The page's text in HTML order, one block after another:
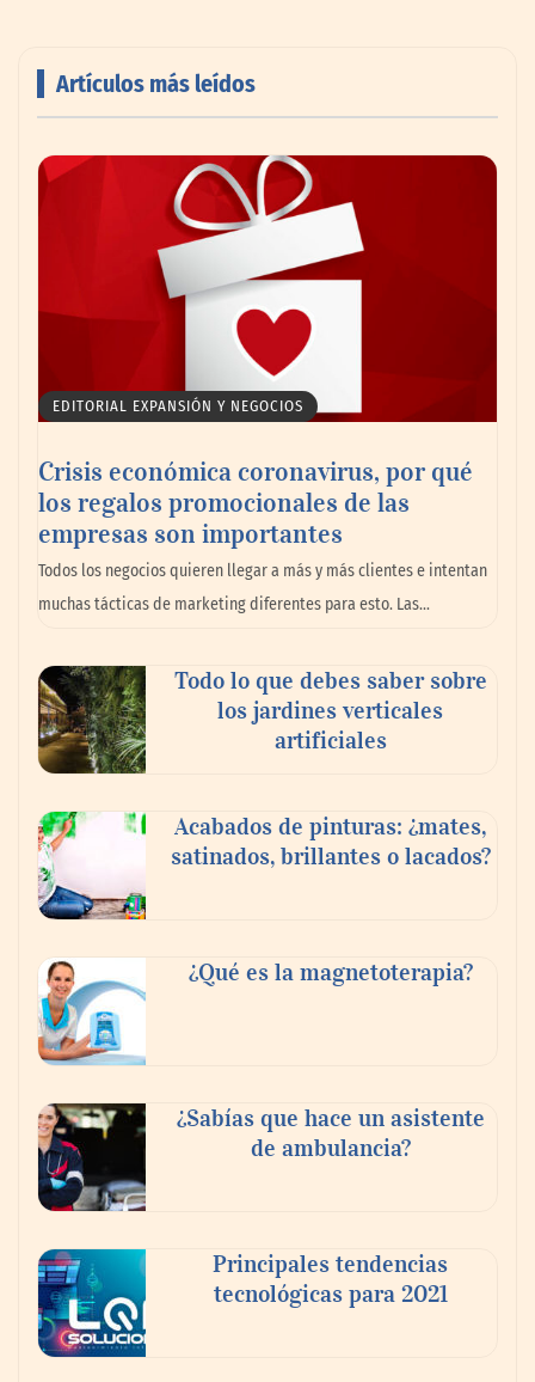
impulsando la colaboración en el sector
La omnicanalidad redefine la forma de
planear viajes en México
buscan proyectar talento mexicano y
fortalecer el turismo médico
En el Día de la Cerveza, Grupo Modelo
Artículos más leídos
EDITORIAL EXPANSIÓN Y NEGOCIOS
Crisis económica coronavirus, por qué
los regalos promocionales de las
empresas son importantes
Todos los negocios quieren llegar a más y más clientes e intentan
muchas tácticas de marketing diferentes para esto. Las…
Todo lo que debes saber sobre
los jardines verticales
artificiales
Acabados de pinturas: ¿mates,
satinados, brillantes o lacados?
¿Qué es la magnetoterapia?
¿Sabías que hace un asistente
de ambulancia?
Principales tendencias
tecnológicas para 2021